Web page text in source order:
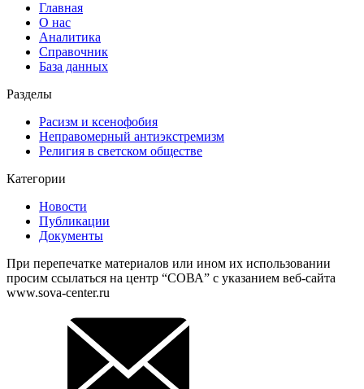
Главная
О нас
Аналитика
Справочник
База данных
Разделы
Расизм и ксенофобия
Неправомерный антиэкстремизм
Религия в светском обществе
Категории
Новости
Публикации
Документы
При перепечатке материалов или ином их использовании
просим ссылаться на центр “СОВА” с указанием веб-сайта
www.sova-center.ru